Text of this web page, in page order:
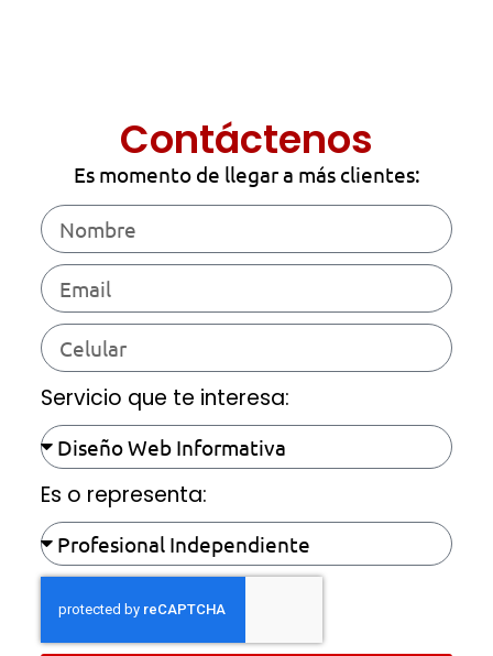
Contáctenos
Es momento de llegar a más clientes:
Servicio que te interesa:
Es o representa: